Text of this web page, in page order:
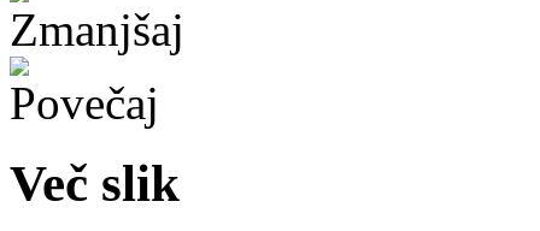
Več slik